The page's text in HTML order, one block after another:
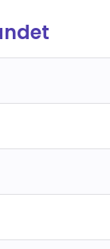
via LinkedIn
via WhatsApp
Italiano